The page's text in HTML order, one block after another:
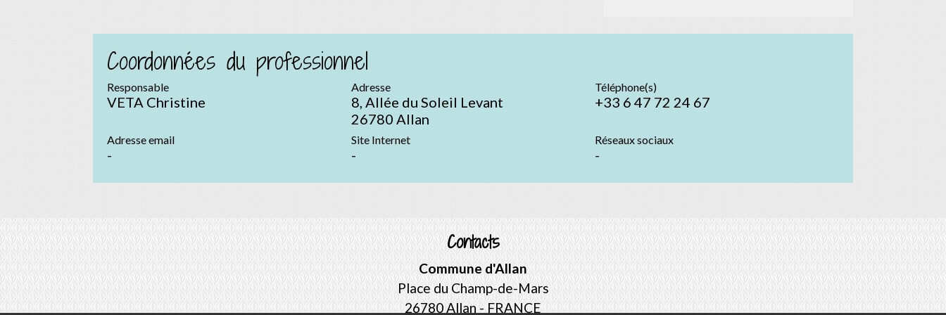
Coordonnées du professionnel
Responsable
VETA Christine
Adresse
8, Allée du Soleil Levant
26780 Allan
Téléphone(s)
+33 6 47 72 24 67
Adresse email
-
Site Internet
-
Réseaux sociaux
-
Contacts
Commune d'Allan
Place du Champ-de-Mars
26780 Allan - FRANCE